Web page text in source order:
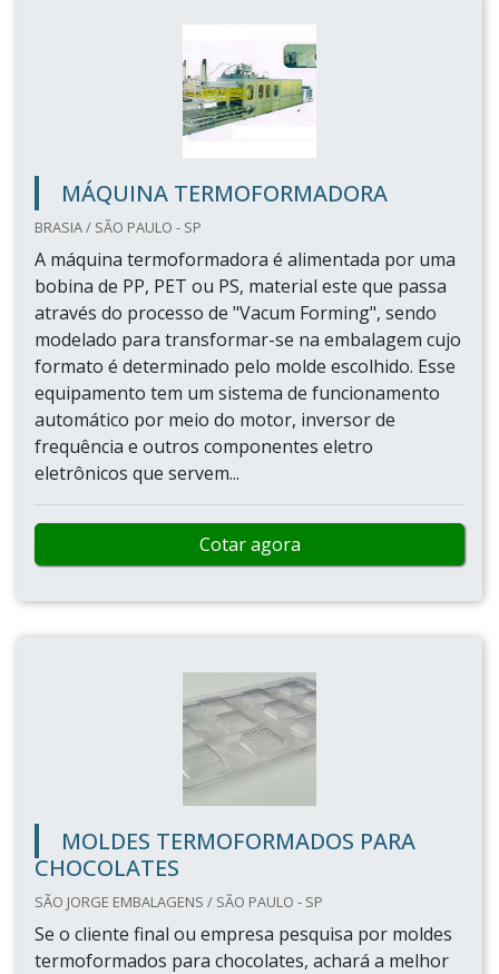
MÁQUINA TERMOFORMADORA
BRASIA / SÃO PAULO - SP
A máquina termoformadora é alimentada por uma
bobina de PP, PET ou PS, material este que passa
através do processo de "Vacum Forming", sendo
modelado para transformar-se na embalagem cujo
formato é determinado pelo molde escolhido. Esse
equipamento tem um sistema de funcionamento
automático por meio do motor, inversor de
frequência e outros componentes eletro
eletrônicos que servem...
Cotar agora
MOLDES TERMOFORMADOS PARA
CHOCOLATES
SÃO JORGE EMBALAGENS / SÃO PAULO - SP
Se o cliente final ou empresa pesquisa por moldes
termoformados para chocolates, achará a melhor